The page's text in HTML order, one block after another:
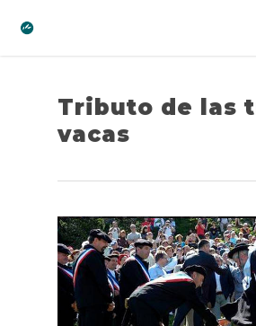
Tributo de las
vacas